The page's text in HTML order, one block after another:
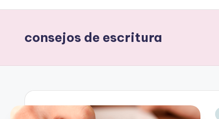
r
a
á
ti
c
consejos de escritura